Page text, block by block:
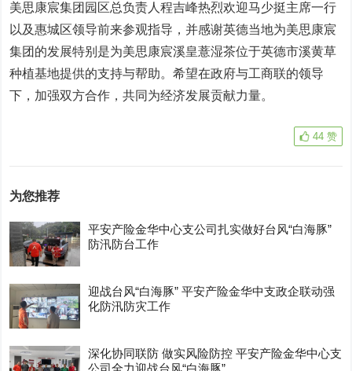
美思康宸集团园区总负责人程吉峰热烈欢迎马少挺主席一行
以及惠城区领导前来参观指导，并感谢英德当地为美思康宸
集团的发展特别是为美思康宸溪皇薏湿茶位于英德市溪黄草
种植基地提供的支持与帮助。希望在政府与工商联的领导
下，加强双方合作，共同为经济发展贡献力量。
44 赞
为您推荐
平安产险金华中心支公司扎实做好台风“白海豚”
防汛防台工作
迎战台风“白海豚” 平安产险金华中支政企联动强
化防汛防灾工作
深化协同联防 做实风险防控 平安产险金华中心支
公司全力迎战台风“白海豚”